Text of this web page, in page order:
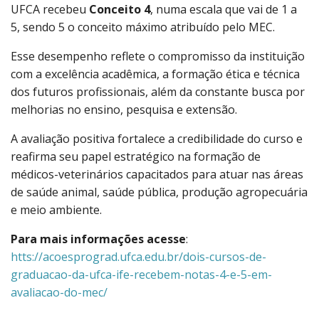
UFCA recebeu Conceito 4, numa escala que vai de 1 a
5, sendo 5 o conceito máximo atribuído pelo MEC.
Esse desempenho reflete o compromisso da instituição
com a excelência acadêmica, a formação ética e técnica
dos futuros profissionais, além da constante busca por
melhorias no ensino, pesquisa e extensão.
A avaliação positiva fortalece a credibilidade do curso e
reafirma seu papel estratégico na formação de
médicos-veterinários capacitados para atuar nas áreas
de saúde animal, saúde pública, produção agropecuária
e meio ambiente.
Para mais informações acesse:
htts://acoesprograd.ufca.edu.br/dois-cursos-de-
graduacao-da-ufca-ife-recebem-notas-4-e-5-em-
avaliacao-do-mec/